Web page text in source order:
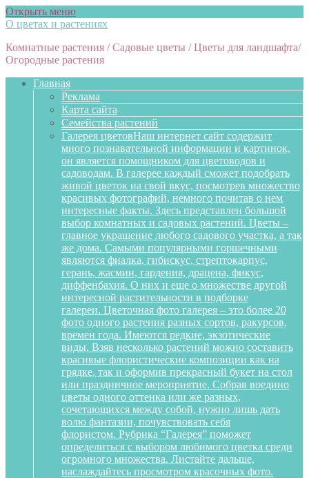
Открыть меню
О цветах и растениях
Комнатные растения / Садовые цветы / Цветы для ландшафта/
Огородные растения
Главная
Реклама
Карта сайта
Семейства растений
Галерея цветовНаш интернет сайт содержит
много познавательной информации и картинок,
он является помощником для цветоводов и
садоводам. В галерее каждый сможет подобрать
живой цветок на свой вкус, посмотрев множество
красивых фотографий, немного почитав о нем
интересные факты. Здесь представлен большой
выбор комнатных и садовых растений. Цветы –
главное украшение любого садового участка, а так
же дома. Самыми популярными горшечными
являются фиалка, гибискус, стрептокарпус,
герань, жасмин, гардения, драцена, фикус,
диффенбахия. О них и еще о множестве другой
интересной растительности в подборке
галереи. Цветочная фото галерея – это более 20
фото одного растения разных сортов, ракурсов,
времен года. Имеются редкие, экзотические
виды. Взяв несколько растений можно составить
красивые флористические композиции как на
грядке, так и оформив прекрасный букет на стол
или праздничное мероприятие. Собрав воедино
цветы одного оттенка или же разных,
сочетающихся между собой, нужно лишь дать
волю фантазии, почувствовать себя
флористом. Рубрика “Галерея” поможет
определиться с выбором любимого цветка среди
огромного множества. Листайте дальше,
наслаждайтесь просмотром красочных фото.